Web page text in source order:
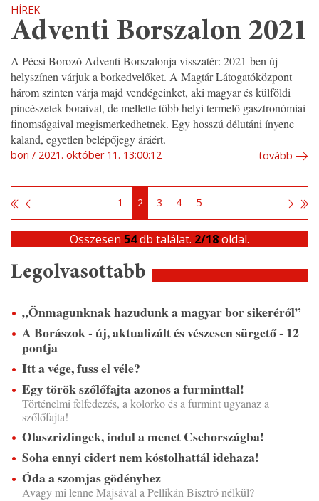
HÍREK
Adventi Borszalon 2021
A Pécsi Borozó Adventi Borszalonja visszatér: 2021-ben új
helyszínen várjuk a borkedvelőket. A Magtár Látogatóközpont
három szinten várja majd vendégeinket, aki magyar és külföldi
pincészetek boraival, de mellette több helyi termelő gasztronómiai
finomságaival megismerkedhetnek. Egy hosszú délutáni ínyenc
kaland, egyetlen belépőjegy áráért.
bori 2021. október 11. 13:00:12 tovább
1 2 3 4 5
Összesen 54db találat. 2/18oldal.
Legolvasottabb
„Önmagunknak hazudunk a magyar bor sikeréről”
A Borászok - új, aktualizált és vészesen sürgető - 12
pontja
Itt a vége, fuss el véle?
Egy török szőlőfajta azonos a furminttal!
Történelmi felfedezés, a kolorko és a furmint ugyanaz a
szőlőfajta!
Olaszrizlingek, indul a menet Csehországba!
Soha ennyi cidert nem kóstolhattál idehaza!
Óda a szomjas gödényhez
Avagy mi lenne Majsával a Pellikán Bisztró nélkül?